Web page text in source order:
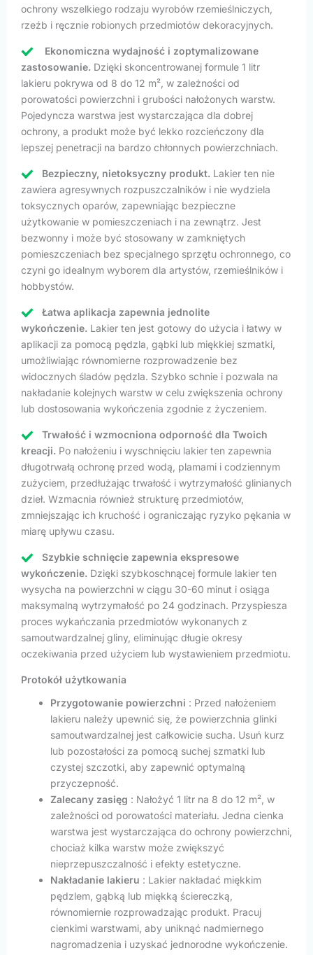
ochrony wszelkiego rodzaju wyrobów rzemieślniczych,
rzeźb i ręcznie robionych przedmiotów dekoracyjnych.
Ekonomiczna wydajność i zoptymalizowane
zastosowanie. Dzięki skoncentrowanej formule 1 litr
lakieru pokrywa od 8 do 12 m², w zależności od
porowatości powierzchni i grubości nałożonych warstw.
Pojedyncza warstwa jest wystarczająca dla dobrej
ochrony, a produkt może być lekko rozcieńczony dla
lepszej penetracji na bardzo chłonnych powierzchniach.
Bezpieczny, nietoksyczny produkt. Lakier ten nie
zawiera agresywnych rozpuszczalników i nie wydziela
toksycznych oparów, zapewniając bezpieczne
użytkowanie w pomieszczeniach i na zewnątrz. Jest
bezwonny i może być stosowany w zamkniętych
pomieszczeniach bez specjalnego sprzętu ochronnego, co
czyni go idealnym wyborem dla artystów, rzemieślników i
hobbystów.
Łatwa aplikacja zapewnia jednolite
wykończenie. Lakier ten jest gotowy do użycia i łatwy w
aplikacji za pomocą pędzla, gąbki lub miękkiej szmatki,
umożliwiając równomierne rozprowadzenie bez
widocznych śladów pędzla. Szybko schnie i pozwala na
nakładanie kolejnych warstw w celu zwiększenia ochrony
lub dostosowania wykończenia zgodnie z życzeniem.
Trwałość i wzmocniona odporność dla Twoich
kreacji. Po nałożeniu i wyschnięciu lakier ten zapewnia
długotrwałą ochronę przed wodą, plamami i codziennym
zużyciem, przedłużając trwałość i wytrzymałość glinianych
dzieł. Wzmacnia również strukturę przedmiotów,
zmniejszając ich kruchość i ograniczając ryzyko pękania w
miarę upływu czasu.
Szybkie schnięcie zapewnia ekspresowe
wykończenie. Dzięki szybkoschnącej formule lakier ten
wysycha na powierzchni w ciągu 30-60 minut i osiąga
maksymalną wytrzymałość po 24 godzinach. Przyspiesza
proces wykańczania przedmiotów wykonanych z
samoutwardzalnej gliny, eliminując długie okresy
oczekiwania przed użyciem lub wystawieniem przedmiotu.
Protokół użytkowania
Przygotowanie powierzchni : Przed nałożeniem
lakieru należy upewnić się, że powierzchnia glinki
samoutwardzalnej jest całkowicie sucha. Usuń kurz
lub pozostałości za pomocą suchej szmatki lub
czystej szczotki, aby zapewnić optymalną
przyczepność.
Zalecany zasięg : Nałożyć 1 litr na 8 do 12 m², w
zależności od porowatości materiału. Jedna cienka
warstwa jest wystarczająca do ochrony powierzchni,
chociaż kilka warstw może zwiększyć
nieprzepuszczalność i efekty estetyczne.
Nakładanie lakieru : Lakier nakładać miękkim
pędzlem, gąbką lub miękką ściereczką,
równomiernie rozprowadzając produkt. Pracuj
cienkimi warstwami, aby uniknąć nadmiernego
nagromadzenia i uzyskać jednorodne wykończenie.